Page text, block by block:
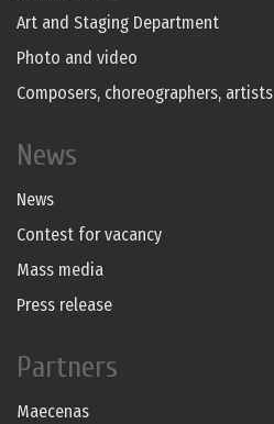
Art and Staging Department
Photo and video
Composers, choreographers, artists
News
News
Contest for vacancy
Mass media
Press release
Partners
Maecenas